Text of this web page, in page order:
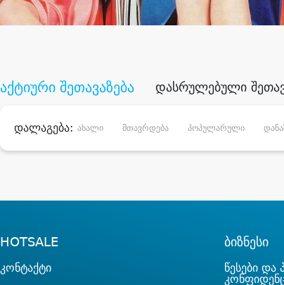
აქტიური შეთავაზება დასრულებული
დალაგება: ახალი მთავრდება პოპულარული
HOTSALE
კონტაქტი
ბიზნესი
წესები და